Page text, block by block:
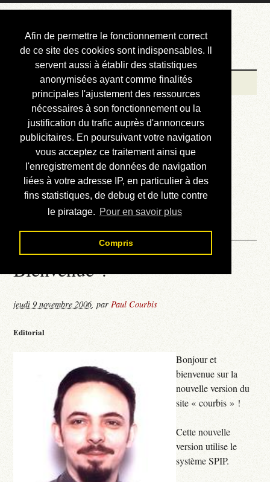
Afin de permettre le fonctionnement correct
de ce site des cookies sont indispensables. Il
servent aussi à établir des statistiques
anonymisées ayant comme finalités
principales l'ajustement des ressources
nécessaires à son fonctionnement ou la
justification du trafic auprès d'annonceurs
publicitaires. En poursuivant votre navigation
vous acceptez ce traitement ainsi que
l'enregistrement de données de navigation
liées à votre adresse IP, en particulier à des
fins statistiques, de debug et de lutte contre
le piratage. Pour en savoir plus
Compris
Courbis, « LE »
Blog Officiel
Bienvenue
Réalisations
Divers (et d’été)
Annonces
Liens externes
Téléchargement
Contact
Bienvenue !
jeudi 9 novembre 2006,parPaul Courbis
Editorial
Bonjour et
bienvenue sur la
nouvelle version du
site « courbis » !
Cette nouvelle
version utilise le
système SPIP.